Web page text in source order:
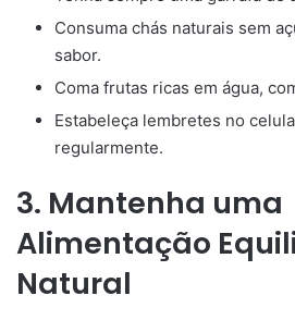
Consuma chás naturais sem
sabor.
Coma frutas ricas em água,
Estabeleça lembretes no
regularmente.
3. Mantenha uma
Alimentação
Natural